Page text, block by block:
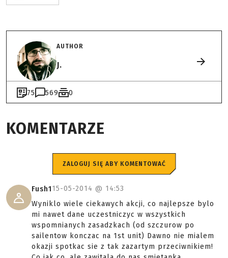
AUTHOR
J.
75 569 0
KOMENTARZE
ZALOGUJ SIĘ ABY KOMENTOWAĆ
Fush115-05-2014 @ 14:53
Wyniklo wiele ciekawych akcji, co najlepsze bylo
mi nawet dane uczestniczyc w wszystkich
wspomnianych zasadzkach (od szczurow po
sailentow konczac na 1st unit) Dawno nie mialem
okazji spotkac sie z tak zazartym przeciwnikiem!